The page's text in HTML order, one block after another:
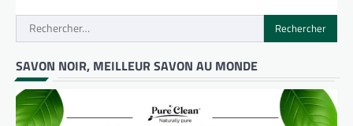
Rechercher :
SAVON NOIR, MEILLEUR SAVON AU MONDE